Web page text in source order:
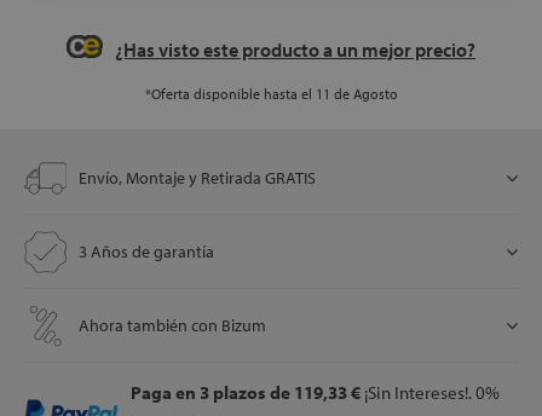
¿Has visto este producto a un mejor precio?
*Oferta disponible hasta el 11 de Agosto
Envío, Montaje y Retirada GRATIS
3 Años de garantía
Ahora también con Bizum
Paga en 3 plazosde 119,33 € ¡Sin Intereses!. 0%